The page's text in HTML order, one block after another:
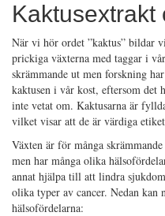
Kaktusextrakt
När vi hör ordet ”kaktus” bildar
prickiga växterna med taggar i
skrämmande ut men forskning
kaktusen i vår kost, eftersom
inte vetat om. Kaktusarna är
vilket visar att de är värdiga
Växten är för många
men har många olika
annat hjälpa till att lindra
olika typer av cancer. Nedan kan
hälsofördelarna: